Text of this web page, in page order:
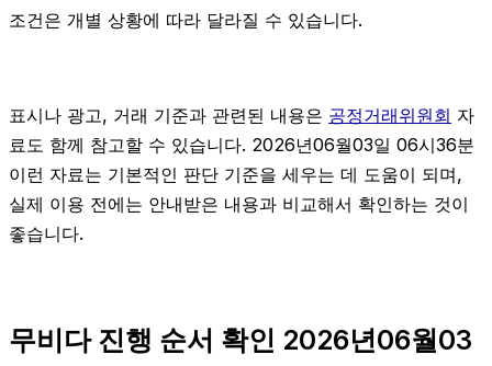
조건은 개별 상황에 따라 달라질 수 있습니다.
표시나 광고, 거래 기준과 관련된 내용은 공정거래위원회 자
료도 함께 참고할 수 있습니다. 2026년06월03일 06시36분
이런 자료는 기본적인 판단 기준을 세우는 데 도움이 되며,
실제 이용 전에는 안내받은 내용과 비교해서 확인하는 것이
좋습니다.
무비다 진행 순서 확인 2026년06월03